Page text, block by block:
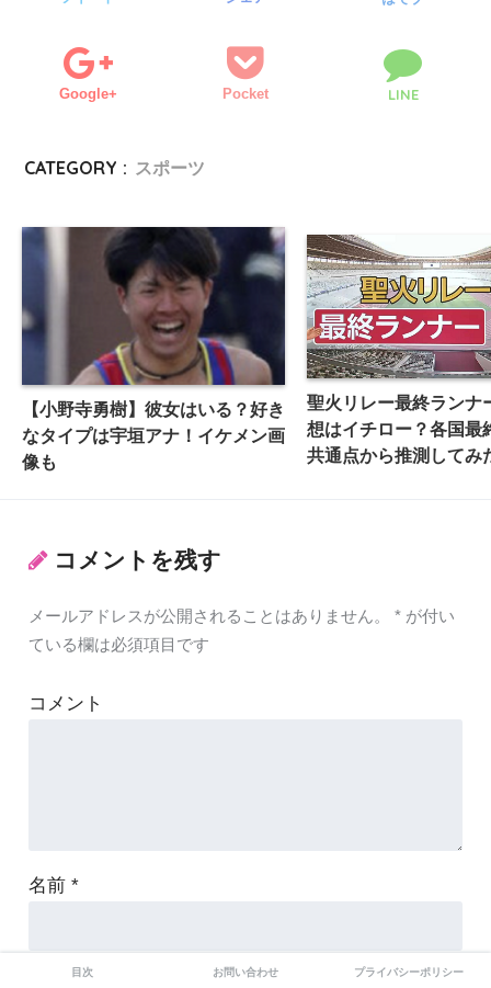
Google+ Pocket LINE
CATEGORY : スポーツ
【小野寺勇樹】彼女はいる？好き
なタイプは宇垣アナ！イケメン画
像も
聖火リレー最終ランナ
想はイチロー？各国最
共通点から推測してみ
コメントを残す
メールアドレスが公開されることはありません。 *が付い
ている欄は必須項目です
コメント
名前 *
目次 お問い合わせ プライバシーポリシー